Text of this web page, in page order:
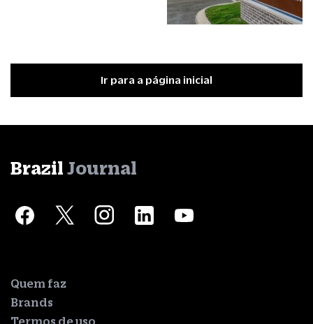
Ir para a página inicial
Brazil Journal
Quem faz
Brands